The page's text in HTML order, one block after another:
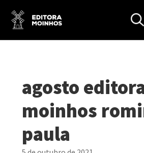
agosto
moinhos
paula